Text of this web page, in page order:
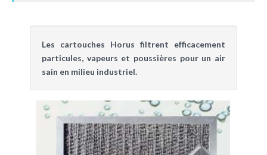
Les cartouches Horus filtrent efficacement
particules, vapeurs et poussières pour un air
sain en milieu industriel.